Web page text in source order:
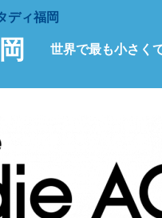
ディ福岡
世界で最も小さく